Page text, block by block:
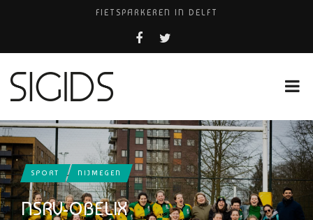
FIETSPARKEREN IN DELFT
PIZZERIA POMPEÏ ￼
COCKTAILS ON THE SPOT!
SPORT NIJMEGEN
NSRV-OBELIX